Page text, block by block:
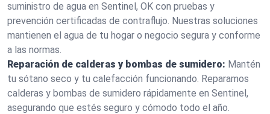
suministro de agua en Sentinel, OK con pruebas y
prevención certificadas de contraflujo. Nuestras soluciones
mantienen el agua de tu hogar o negocio segura y conforme
a las normas.
Reparación de calderas y bombas de sumidero: Mantén
tu sótano seco y tu calefacción funcionando. Reparamos
calderas y bombas de sumidero rápidamente en Sentinel,
asegurando que estés seguro y cómodo todo el año.